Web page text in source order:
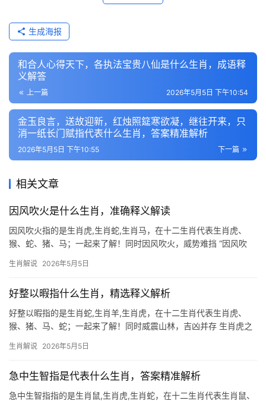
生成海报
和合人心得天下，各执法宝贵八仙是什么生肖，成语释
义解答
上一篇 2026年5月5日 下午10:54
金玉良言，送故迎新，红烛照筵寒欲凝，继往开来，只
消一纸长门赋指代表什么生肖，答案精准解析
下一篇
2026年5月5日 下午10:55
相关文章
因风吹火是什么生肖，准确释义解读
因风吹火指的是生肖虎,生肖蛇,生肖马，在十二生肖代表生肖虎、
猴、蛇、猪、马；一起来了解！同时因风吹火，威势难挡 “因风吹
如虎借威势横扫四方，此成语寓意顺势而为，而生肖虎天生具备此
生肖解说 2026年5月5日
好整以暇指什么生肖，精选释义解析
好整以暇指的是生肖蛇,生肖羊,生肖虎，在十二生肖代表生肖虎、
猴、猪、马、蛇；一起来了解！同时威震山林，吉凶并存 生肖虎之
年，对属虎者而言极为关键，尤其是29岁和41岁者，事业上易遭打
生肖解说 2026年5月5日
急中生智指是代表什么生肖，答案精准解析
急中生智指指的是生肖鼠,生肖虎,生肖蛇，在十二生肖代表生肖鼠、